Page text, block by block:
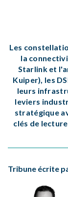
Les
la
Starlink et
Kuiper), les
leurs
leviers
stratégique
clés de
Tribune écrite